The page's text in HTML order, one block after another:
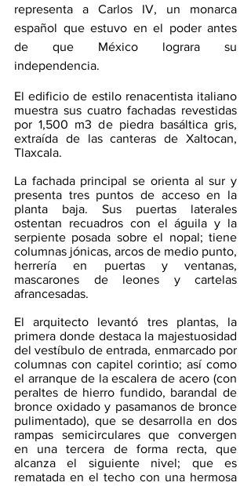
representa a Carlos IV, un monarca
español que estuvo en el poder antes
de que México lograra su
independencia.
El edificio de estilo renacentista italiano
muestra sus cuatro fachadas revestidas
por 1,500 m3 de piedra basáltica gris,
extraída de las canteras de Xaltocan,
Tlaxcala.
La fachada principal se orienta al sur y
presenta tres puntos de acceso en la
planta baja. Sus puertas laterales
ostentan recuadros con el águila y la
serpiente posada sobre el nopal; tiene
columnas jónicas, arcos de medio punto,
herrería en puertas y ventanas,
mascarones de leones y cartelas
afrancesadas.
El arquitecto levantó tres plantas, la
primera donde destaca la majestuosidad
del vestíbulo de entrada, enmarcado por
columnas con capitel corintio; así como
el arranque de la escalera de acero (con
peraltes de hierro fundido, barandal de
bronce oxidado y pasamanos de bronce
pulimentado), que se desarrolla en dos
rampas semicirculares que convergen
en una tercera de forma recta, que
alcanza el siguiente nivel; que es
rematada en el techo con una hermosa